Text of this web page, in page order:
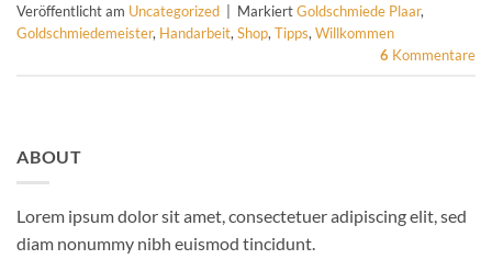
Veröffentlicht am Uncategorized MarkiertGoldschmiede Plaar,
Goldschmiedemeister, Handarbeit, Shop, Tipps, Willkommen
6 Kommentare
ABOUT
Lorem ipsum dolor sit amet, consectetuer adipiscing elit, sed
diam nonummy nibh euismod tincidunt.